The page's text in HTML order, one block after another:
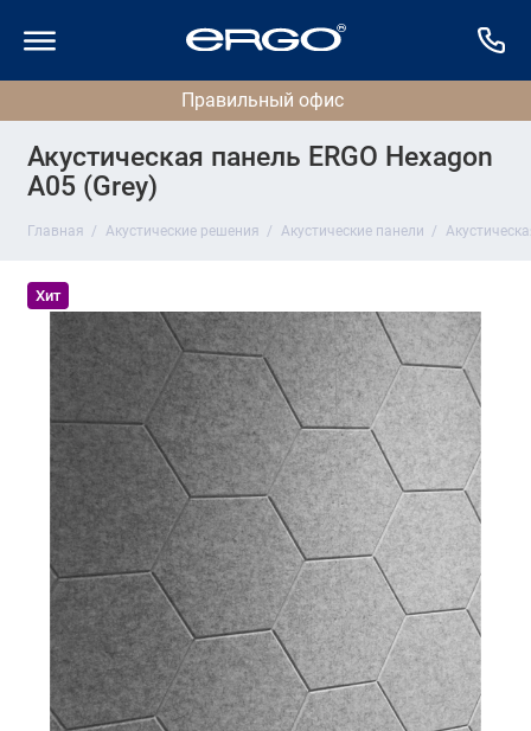
Акустическая панель ERGO Hexagon
A05 (Grey)
Главная Акустические решения Акустические панели
Хит